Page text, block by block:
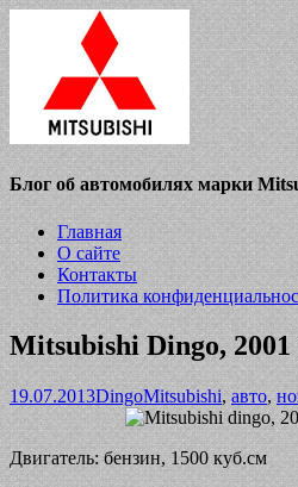
Блог об автомобилях марки
Главная
О сайте
Контакты
Политика
Mitsubishi Dingo, 2001
19.07.2013DingoMitsubishi,авто,
Двигатель: бензин, 1500 куб.см